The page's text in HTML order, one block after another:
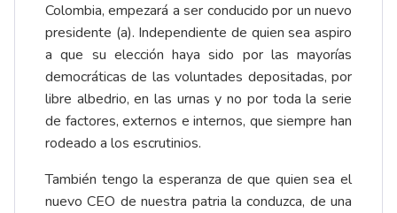
Colombia, empezará a ser conducido por un nuevo
presidente (a). Independiente de quien sea aspiro
a que su elección haya sido por las mayorías
democráticas de las voluntades depositadas, por
libre albedrio, en las urnas y no por toda la serie
de factores, externos e internos, que siempre han
rodeado a los escrutinios.
También tengo la esperanza de que quien sea el
nuevo CEO de nuestra patria la conduzca, de una